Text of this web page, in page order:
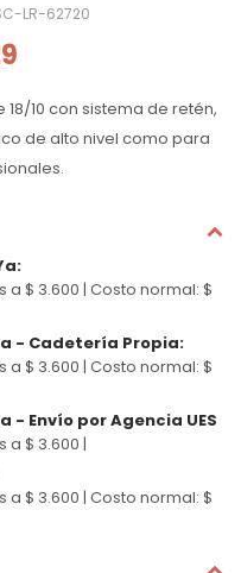
LR-62720
10 con sistema de retén,
de alto nivel como para
:
$ 3.600 | Costo normal: $
- Cadetería Propia:
$ 3.600 | Costo normal: $
Envío por Agencia UES
$ 3.600 |
$ 3.600 | Costo normal: $